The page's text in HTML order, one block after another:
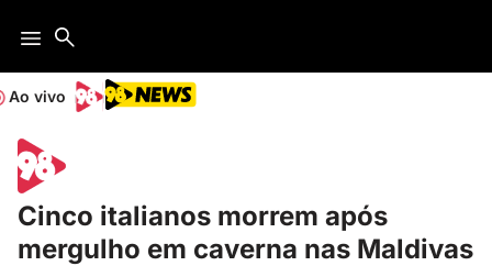
Ao vivo
Cinco italianos morrem após
mergulho em caverna nas Maldivas